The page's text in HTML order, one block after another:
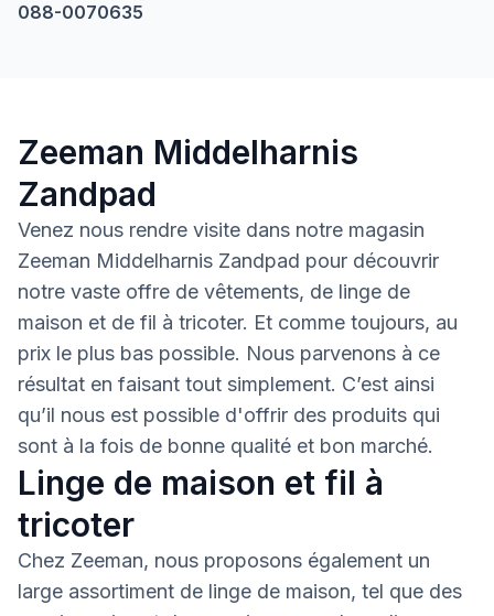
088-0070635
Zeeman Middelharnis
Zandpad
Venez nous rendre visite dans notre magasin
Zeeman Middelharnis Zandpad pour découvrir
notre vaste offre de vêtements, de linge de
maison et de fil à tricoter. Et comme toujours, au
prix le plus bas possible. Nous parvenons à ce
résultat en faisant tout simplement. C’est ainsi
qu’il nous est possible d'offrir des produits qui
sont à la fois de bonne qualité et bon marché.
Linge de maison et fil à
tricoter
Chez Zeeman, nous proposons également un
large assortiment de linge de maison, tel que des